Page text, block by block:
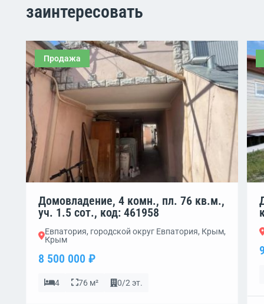
заинтересовать
Продажа
Домовладение, 4 комн., пл. 76 кв.м.,
уч. 1.5 сот., код: 461958
Евпатория, городской округ Евпатория, Крым,
Крым
8 500 000 ₽
4 76 м² 0/2 эт.